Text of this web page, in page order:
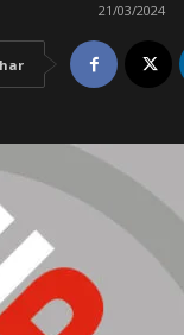
21/03/2024